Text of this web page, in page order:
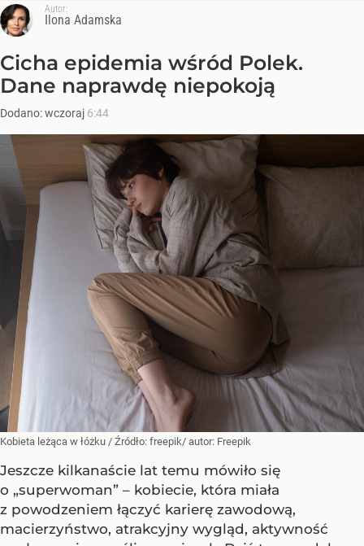
Autor:
Ilona Adamska
Cicha epidemia wśród Polek.
Dane naprawdę niepokoją
Dodano:wczoraj 6:44
Kobieta leżąca w łóżku / Źródło: freepik/ autor: Freepik
Jeszcze kilkanaście lat temu mówiło się
o „superwoman” – kobiecie, która miała
z powodzeniem łączyć karierę zawodową,
macierzyństwo, atrakcyjny wygląd, aktywność